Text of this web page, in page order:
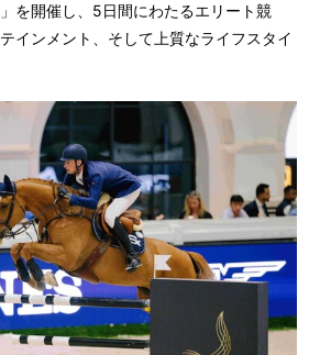
を開催し、5日間にわたるエリート競
インメント、そして上質なライフスタイ